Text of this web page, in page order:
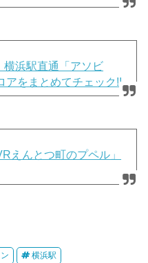
横浜駅直通「アソビ
アをまとめてチェック!!
えんとつ町のプペル」
横浜駅